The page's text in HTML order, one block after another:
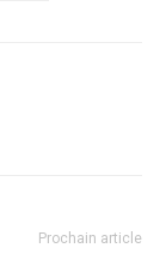
Prochain article